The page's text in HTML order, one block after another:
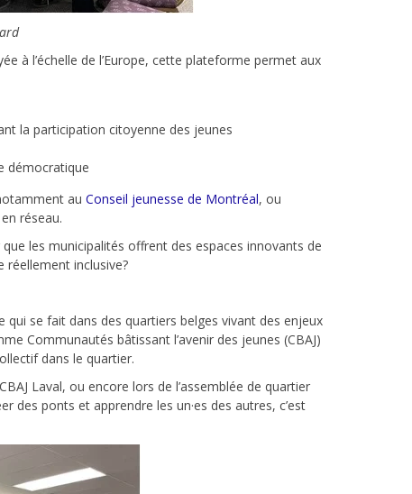
à l’échelle de l’Europe, cette plateforme permet aux
la participation citoyenne des jeunes
démocratique
au Conseil jeunesse de Montréal, ou
réseau.
les municipalités offrent des espaces innovants de
inclusive?
se fait dans des quartiers belges vivant des enjeux
Communautés bâtissant l’avenir des jeunes (CBAJ)
dans le quartier.
Laval, ou encore lors de l’assemblée de quartier
ponts et apprendre les un·es des autres, c’est